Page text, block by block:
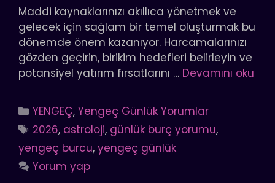
Maddi kaynaklarınızı akıllıca yönetmek ve
gelecek için sağlam bir temel oluşturmak bu
dönemde önem kazanıyor. Harcamalarınızı
gözden geçirin, birikim hedefleri belirleyin ve
potansiyel yatırım fırsatlarını … Devamını oku
Kategoriler
YENGEÇ,Yengeç Günlük Yorumlar
Etiketler
2026, astroloji, günlük burç yorumu,
yengeç burcu, yengeç günlük
Yorum yap